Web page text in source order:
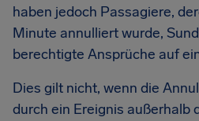
haben jedoch Passagiere,
Minute annulliert wurde,
berechtigte Ansprüche auf
Dies gilt nicht, wenn die
durch ein Ereignis außerhalb